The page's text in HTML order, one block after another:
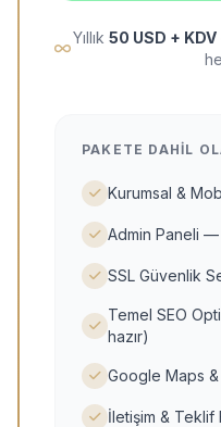
Yıllık 50 USD + KDV
PAKETE DAHIL
Kurumsal &
Admin Paneli —
SSL Güvenlik
Temel SEO
hazır)
Google Maps
İletişim & Teklif